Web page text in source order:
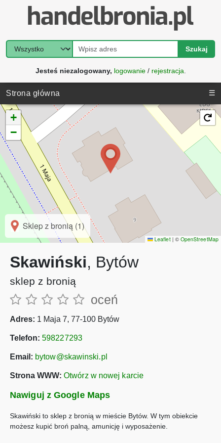
Szukaj
Jesteś niezalogowany, logowanie/ rejestracja
Strona główna ☰
+
−
Sklep z bronią (1)
Leaflet | © OpenStreetMap
Skawiński, Bytów
sklep z bronią
oceń
Adres: 1 Maja 7, 77-100 Bytów
Telefon: 598227293
Email: bytow@skawinski.pl
Strona WWW: Otwórz w nowej karcie
Nawiguj z Google Maps
Skawiński to sklep z bronią w mieście Bytów. W tym obiekcie
możesz kupić broń palną, amunicję i wyposażenie.